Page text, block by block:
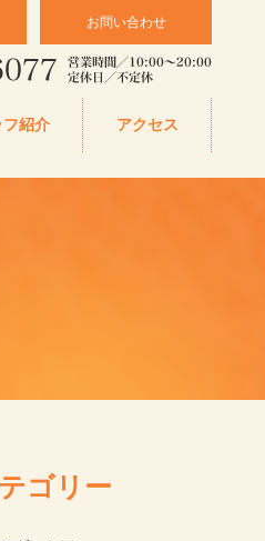
お問い合わせ
フ紹介 アクセス
ゴリー